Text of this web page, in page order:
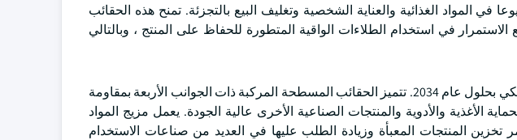
في المواد الغذائية والعناية الشخصية وتغليف البيع بالتجزئة. تمنح هذه الحقائب
الاستمرار في استخدام الطلاءات الواقية المتطورة للحفاظ على المنتج ، وبالتالي
من المتوقع أن يصل القطاع المركب إلى 1.5 مليار دولار أمريكي بحلول عام 2034. تتميز الحقائب المسطحة المركبة ذات الجوانب الأربعة بمقاومة
الأغذية والأدوية والمنتجات الصناعية الأخرى عالية الجودة. يعمل مزيج المواد
المنتجات المعبأة وزيادة الطلب عليها في العديد من صناعات الاستخدام